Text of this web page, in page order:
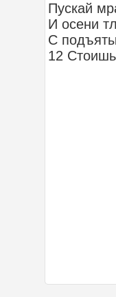
Пускай
И осени
С
12